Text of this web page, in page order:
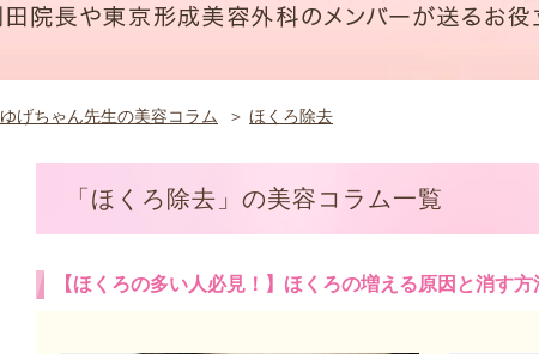
ゆげちゃん先生の美容コラム ほくろ除去
「ほくろ除去」の美容コラム一覧
【ほくろの多い人必見！】ほくろの増える原因と消す方